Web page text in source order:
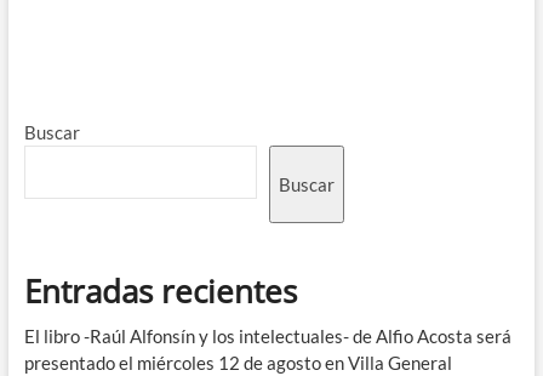
Buscar
Buscar
Entradas recientes
El libro -Raúl Alfonsín y los intelectuales- de Alfio Acosta será
presentado el miércoles 12 de agosto en Villa General